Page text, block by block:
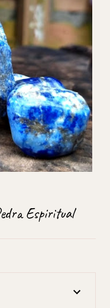
Espiritual